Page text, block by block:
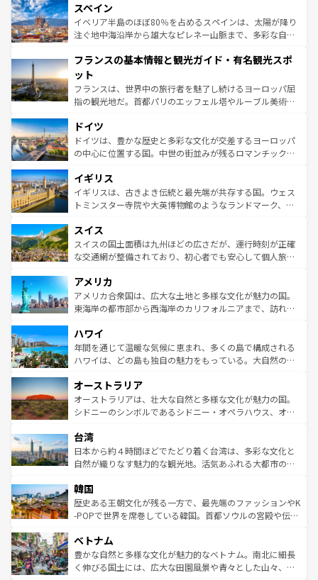
ろん、トスカーナの美しい田園風景やアマルフィ海岸の絶
景など、自然景観も見逃せない。観光の合間には、本場の
ピザやパスタなど、絶品のイタリア料理を堪能することも
ませてくれるイタリアで、忘れられない旅をしてみよう！
なお、新着のイタリア情報は
しい。
スペイン
イベリア半島のほぼ80％を占めるスペインは、太陽が降り
注ぐ地中海沿岸から雄大なピレネー山脈まで、多彩な自然
文化が根付くこの国では、情熱的なフラメンコ、熱気あふ
れる闘牛、そして美味しいタパスが生活の一部となってい
る。首都マドリードの洗練された雰囲気や、バルセロナの
アートに溢れた街角から、地方では古代ローマ遺跡や中世
せる。地方によって風土や気候が異なるスペインはその個
性で訪れる人を魅了する。 なお、新着のスペイン情報は コ
ンテンツ一覧を参照してほしい。
フランスの基本情報と観光ガイド・有名観光スポ
ット
フランスは、世界中の旅行者を魅了し続けるヨーロッパ屈
指の観光地だ。首都パリのエッフェル塔やルーブル美術館
で、幅広い魅力が詰まっている。華麗な宮殿、歴史的な大
聖堂、美しいビーチ、そして豊かな自然が、訪れる者を心
から魅了する。また、フランスは美食の国としても知ら
いる。シャンパンの発祥地であるランス、プロヴァンスの
香り高いラベンダー畑など、多彩な楽しみ方が可能だ。さ
らに、パリ以外の地域にも魅力が溢れており、どの街角に
れる地方に足を運ぶとそれぞれで全く異なる文化を体験で
きるだろう。 なお、新着のフランス情報はコンテンツ一覧
を参照してほしい。
ドイツ
ドイツは、豊かな歴史と多彩な文化が交差するヨーロッパ
の中心に位置する国。中世の街並みが残るロマンチック街
顔を持つこの国は、どこを歩いても飽きることがない。ベ
ルリンの文化的活気、バイエルン州のアルプスの絶景、そ
してライン川沿いのワイン畑といった風景は必見。ビール
は、お酒好きな人にはぜひ体験してほしい。 なお、新着の
ドイツ情報はコンテンツ一覧を参照してほしい。
イギリス
イギリスは、古きよき伝統と最先端が共存する国。ウェス
トミンスター寺院や大英博物館のようなランドマーク、歴
リアごとに異なる魅力がある。また、優雅なアフタヌーン
ティー、ビール好きにはたまらない英国パブ、サッカー観
戦など、本場だからこそできる体験も豊富。イギリスを旅
ンツ一覧を参照してほしい。
スイス
スイスの国土面積は九州ほどの広さだが、運行時刻が正確
な交通網が整備されており、初心者でも安心して個人旅行
の建物がそのまま残る町や、スイスならではのユニークな
博物館もあり、アルプス観光だけでなく町歩きも満喫する
ことができる。国民の所得が高いため物価も高いが、旅行
ば市内交通費無料で観光を楽しむこともできる。 なお、新
着のスイス情報はコンテンツ一覧 を参照してほしい。
アメリカ
アメリカ合衆国は、広大な土地と多様な文化が魅力の国。
東海岸の都市部から西海岸のカリフォルニアまで、訪れる
のような巨大都市は、観光、ショッピング、エンターテイ
ンメントが詰まった刺激的なスポットだ。一方、アメリカ
西部には大自然が広がり、グランドキャニオンやイエロー
部のニューオーリンズでは、音楽と美食が融合した独特の
文化が魅力。旅行者はアメリカの各地域で異なる魅力を楽
しみながら、その多様性と豊かな歴史を感じることができ
ならではの贅沢な旅のスタイルだ。 なお、新着のアメリカ
情報はコンテンツ一覧を参照してほしい。
ハワイ
年間を通じて温暖な気候に恵まれ、多くの島で構成される
ハワイは、どの島も独自の魅力をもっている。大自然の神
ワイ島は見逃せない。また、定番の観光地といえばオアフ
島だが、静かな自然を求めるならマウイ島やカウアイ島が
おすすめ。エメラルドグリーンに輝く海をはじめ、豊かな
れるおもてなしの心で訪れる人々を迎えてくれるハワイの
人々、おいしいローカルフードやハワイアンミュージッ
ク、伝統的なフラダンスなど、すべてがハワイの魅力を彩
ワイを、存分に味わってほしい。 なお、新着のハワイ情報
はコンテンツ一覧を参照してほしい。
オーストラリア
オーストラリアは、壮大な自然と多様な文化が魅力の国。
シドニーのシンボルであるシドニー・オペラハウス、オー
リアリーフや大陸中央部にそびえるウルル（エアーズロッ
ク）、タスマニアの美しい原生林やケアンズの熱帯雨林な
ど、見どころがたくさん。また、カフェやワイン、オージ
いる。アクティビティも充実しており、サーフィンやダイ
ビング、ハイキングなど、アウトドア好きにはたまらな
い。オーストラリアの多彩な魅力を存分に味わいつくそ
参照してほしい。
台湾
日本から約４時間ほどでたどり着く台湾は、多彩な文化と
自然が織りなす魅力的な観光地。活気あふれる大都市の台
ン）、静ひつな山岳地帯である台湾東部など、都市の喧騒
と山間の静けさが共存しており、訪れる人に新しい発見と
驚きをもたらしてくれる。また、奥深い台湾の食文化も魅
容にもいいと評判のスイーツなど、バラエティ豊かな料理
が味わえる。 なお、新着の台湾情報は コンテンツ一覧を参
照してほしい。
韓国
歴史ある王朝文化が残る一方で、最先端のファッションやK
-POPで世界を席巻している韓国。首都ソウルの宮殿や伝統
き、地方に足を延ばせば四季折々の自然美を楽しむことが
できる。そして、キムチや焼肉、絶品のストリートフード
まで、さまざまな韓国料理が待っている。夜には、韓国な
ベトナム
豊かな自然と多様な文化が魅力的なベトナム。南北に細長
く伸びる国土には、広大な田園風景や青々とした山々、世